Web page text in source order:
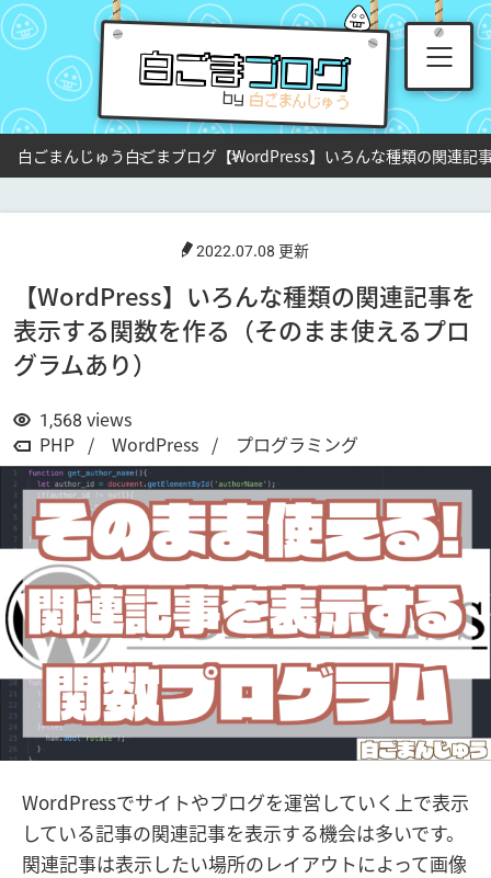
白ごまブログ
by
白ごまんじゅう 白ごまブログ 【WordPress】いろんな種類の関連
【WordPress】いろんな種類の関連記事を
表示する関数を作る（そのまま使えるプロ
グラムあり）
2022.07.08 更新
1,568 views
PHP
WordPress プログラミング
WordPressでサイトやブログを運営していく上で表示
している記事の関連記事を表示する機会は多いです。
関連記事は表示したい場所のレイアウトによって画像